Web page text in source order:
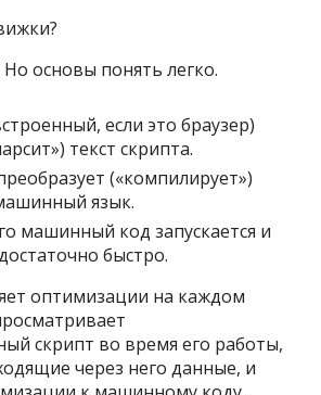
основы понять легко.
если это браузер)
текст скрипта.
(«компилирует»)
язык.
машинный код запускается и
быстро.
оптимизации на каждом
скрипт во время его работы,
через него данные, и